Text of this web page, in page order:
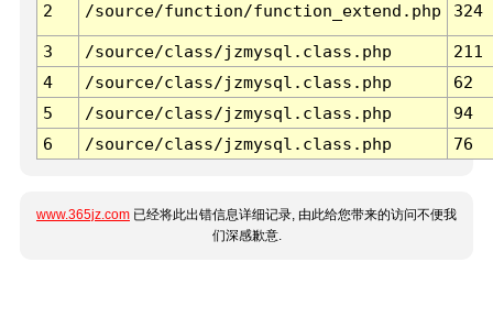
2 /source/function/function_extend.php 324
3 /source/class/jzmysql.class.php
211
4
/source/class/jzmysql.class.php
62
5
/source/class/jzmysql.class.php
94
6
/source/class/jzmysql.class.php 76
www.365jz.com 已经将此出错信息详细记录, 由此给您带来的访问不便我
们深感歉意.